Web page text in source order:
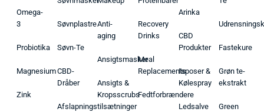
Omega-
3
Probiotika
Magnesium
Zink
Søvnplastre
Søvn-Te
CBD-
Dråber
Afslapningstilsætninger
Anti-
aging
Ansigtsmasker
Ansigts &
Kropsscrubs
Recovery
Drinks
Meal
Replacements
Fedtforbrændere
Arinka
CBD
Produkter
Isposer &
Kølespray
Ledsalve
Fastekure
Grøn te-
ekstrakt
Green